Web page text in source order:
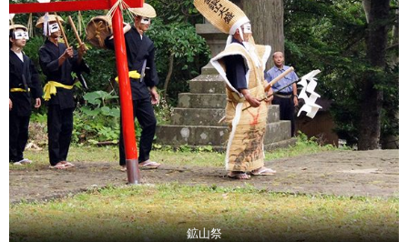
鉱山祭